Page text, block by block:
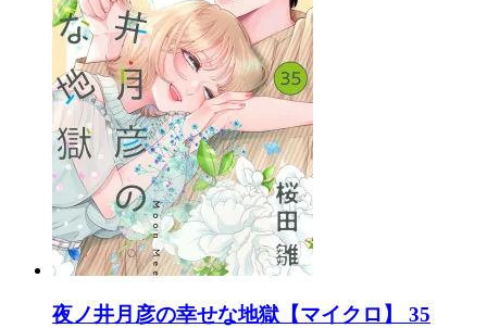
夜ノ井月彦の幸せな地獄【マイクロ】 35